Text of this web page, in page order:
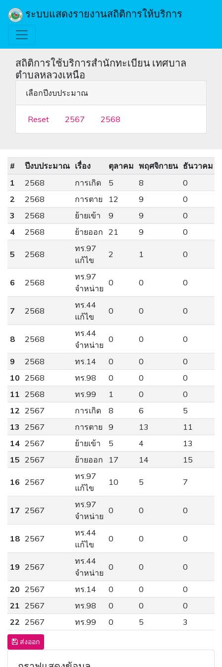
ระบบแสดงรายงานสถิติการให้บริการ
สถิติการใช้บริการสำนักทะเบียน เทศบาล
ตำบลหลวงเหนือ
เลือกปีงบประมาณ
Reset 2567 2568
# ปีงบประมาณ เรื่อง ตุลาคม พฤศจิกายน ธันวาคม
1
2568 การเกิด 5 8 0
2
2568 การตาย 12 9 0
3
2568 ย้ายเข้า 9 9 0
4
2568 ย้ายออก 21 9 0
5 2568
ทร.97
แก้ไข
2 1 0
6 2568
ทร.97
จำหน่าย
0 0 0
7 2568
ทร.44
แก้ไข
0 0 0
8 2568
ทร.44
จำหน่าย
0 0 0
9 2568 ทร.14 0 0 0
10 2568 ทร.98 0 0 0
11 2568 ทร.99 1 0 0
12 2567 การเกิด 8 6 5
13 2567 การตาย 9 13 11
14 2567 ย้ายเข้า 5 4 13
15 2567 ย้ายออก 17 14 15
16 2567
ทร.97
แก้ไข
10 5 7
17 2567
ทร.97
จำหน่าย
0 0 0
18 2567
ทร.44
แก้ไข
0 0 0
19 2567
ทร.44
จำหน่าย
0 0 0
20 2567 ทร.14 0 0 0
21 2567 ทร.98 0 0 0
22 2567 ทร.99 0 5 3
ส่งออก